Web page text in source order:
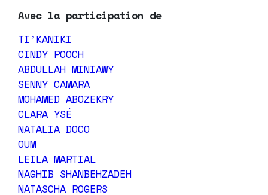
Avec la participation de
TI’KANIKI
CINDY POOCH
ABDULLAH MINIAWY
SENNY CAMARA
MOHAMED ABOZEKRY
CLARA YSÉ
NATALIA DOCO
OUM
LEILA MARTIAL
NAGHIB SHANBEHZADEH
NATASCHA ROGERS